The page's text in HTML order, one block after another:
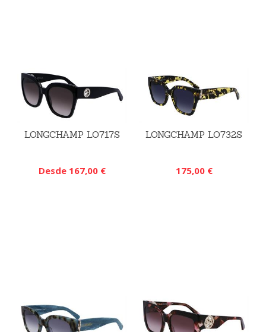
LONGCHAMP LO717S
Desde 167,00 €
LONGCHAMP LO732S
175,00 €